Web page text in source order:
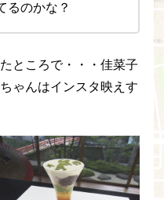
るのかな？
ところで・・・佳菜子
ゃんはインスタ映えす